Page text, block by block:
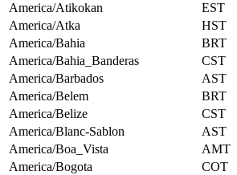
America/Atikokan
EST
America/Atka
HST
America/Bahia
BRT
America/Bahia_Banderas
CST
America/Barbados
AST
America/Belem
BRT
America/Belize
CST
America/Blanc-Sablon
AST
America/Boa_Vista
AMT
America/Bogota
COT